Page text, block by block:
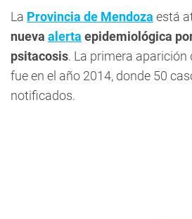
La Provincia de Mendoza está
nueva alerta epidemiológica
psitacosis. La primera
fue en el año 2014, donde 50
notificados.